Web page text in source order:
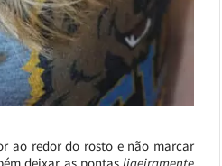
ao redor do rosto e não marcar